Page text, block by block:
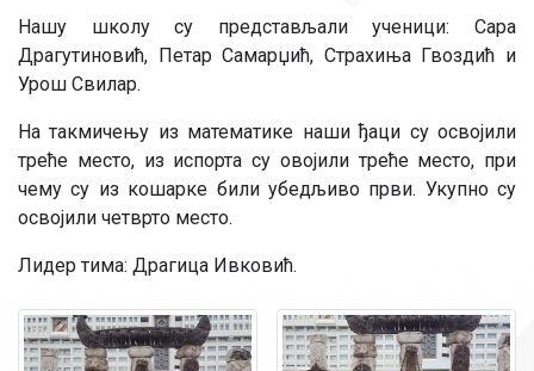
Нашу школу су представљали ученици: Сара
Драгутиновић, Петар Самарџић, Страхиња Гвоздић и
Урош Свилар.
На такмичењу из математике наши ђаци су освојили
треће место, из испорта су овојили треће место, при
чему су из кошарке били убедљиво први. Укупно су
освојили четврто место.
Лидер тима: Драгица Ивковић.